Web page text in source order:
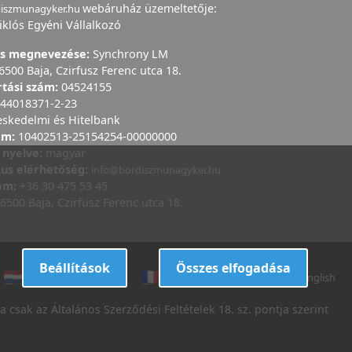
webáruház üzemeltetője:
Egyéni Vállalkozó
megnevezése: Synchrony LM
6500 Baja, Czirfusz Ferenc utca 18.
szám: 04524155
44018371-2-23
és Hitelbank
10402513-25154254-00000000
magyar
elérhetőség:
info@bordiszmunagyker.hu
+36 30 475 53 45
6500 Baja, Czirfusz Ferenc utca 18.
dutch danish french italian english
az Általános Szerződési Feltételek 18. sz. pontja szerint
Beállítások Összes elfogadása